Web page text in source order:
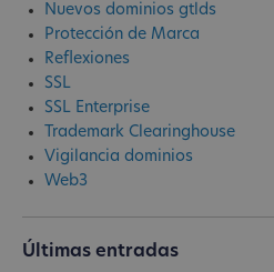
Nuevos dominios gtlds
Protección de Marca
Reflexiones
SSL
SSL Enterprise
Trademark Clearinghouse
Vigilancia dominios
Web3
Últimas entradas